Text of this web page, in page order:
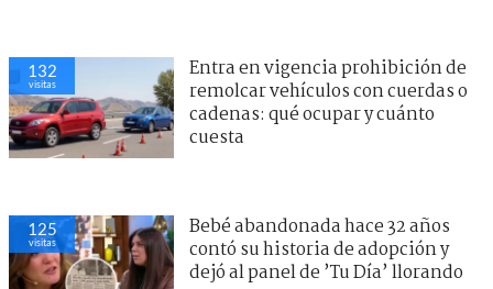
132
visitas
Entra en vigencia prohibición de
remolcar vehículos con cuerdas o
cadenas: qué ocupar y cuánto
cuesta
125
visitas
Bebé abandonada hace 32 años
contó su historia de adopción y
dejó al panel de ’Tu Día’ llorando